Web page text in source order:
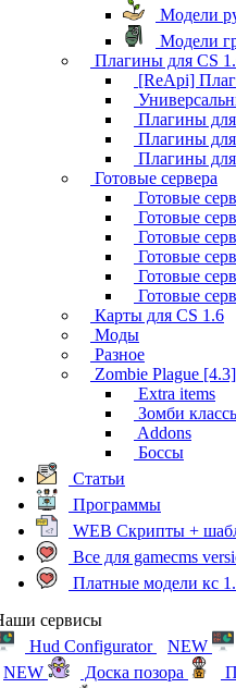
Модели
Модели
Плагины для CS
[ReApi]
Плагины
Плагины
Плагины
Готовые сервера
Готовые
Готовые
Готовые
Готовые
Готовые
Готовые
Карты для CS 1.6
Моды
Разное
Zombie Plague [4.3]
Extra items
Зомби
Addons
Боссы
Статьи
Программы
WEB Скрипты +
Все для gamecms
Платные модели кс
сервисы
Hud Configurator
NEW
NEW
Доска позора